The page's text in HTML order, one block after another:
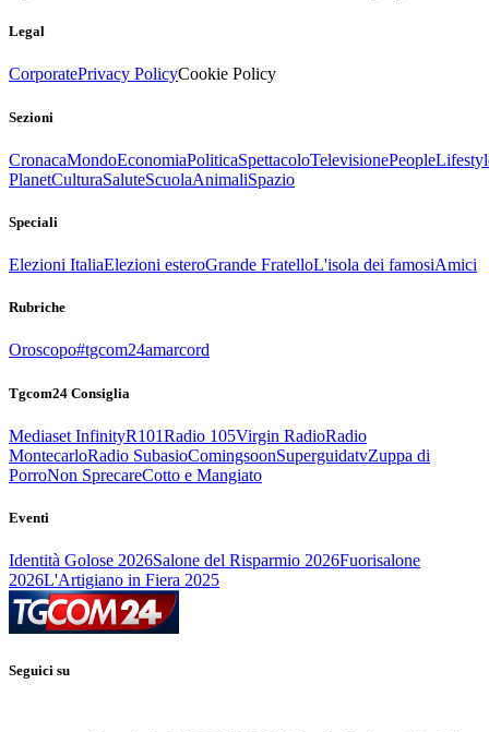
Legal
CorporatePrivacy PolicyCookie Policy
Sezioni
CronacaMondoEconomiaPoliticaSpettacoloTelevisionePeople
PlanetCulturaSaluteScuolaAnimaliSpazio
Speciali
Elezioni ItaliaElezioni esteroGrande FratelloL'isola dei famosiAmici
Rubriche
Oroscopo#tgcom24amarcord
Tgcom24 Consiglia
Mediaset InfinityR101Radio 105Virgin RadioRadio
MontecarloRadio SubasioComingsoonSuperguidatvZuppa di
PorroNon SprecareCotto e Mangiato
Eventi
Identità Golose 2026Salone del Risparmio 2026Fuorisalone
2026L'Artigiano in Fiera 2025
Seguici su